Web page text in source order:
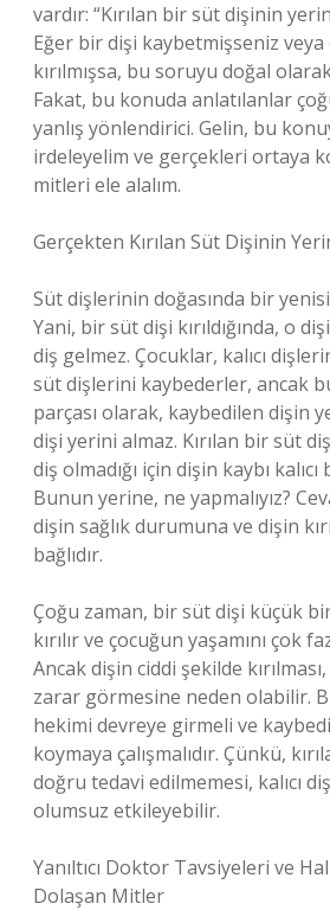
vardır: “Kırılan bir süt dişinin
Eğer bir dişi kaybetmişseniz
kırılmışsa, bu soruyu doğal
Fakat, bu konuda anlatılanlar
yanlış yönlendirici. Gelin, bu
irdeleyelim ve gerçekleri ortaya
mitleri ele alalım.
Gerçekten Kırılan Süt Dişinin
Süt dişlerinin doğasında bir
Yani, bir süt dişi kırıldığında, o
diş gelmez. Çocuklar, kalıcı
süt dişlerini kaybederler, ancak
parçası olarak, kaybedilen dişin
dişi yerini almaz. Kırılan bir süt
diş olmadığı için dişin kaybı
Bunun yerine, ne yapmalıyız?
dişin sağlık durumuna ve dişin
bağlıdır.
Çoğu zaman, bir süt dişi küçük
kırılır ve çocuğun yaşamını çok
Ancak dişin ciddi şekilde
zarar görmesine neden olabilir.
hekimi devreye girmeli ve
koymaya çalışmalıdır. Çünkü,
doğru tedavi edilmemesi, kalıcı
olumsuz etkileyebilir.
Yanıltıcı Doktor Tavsiyeleri ve
Dolaşan Mitler